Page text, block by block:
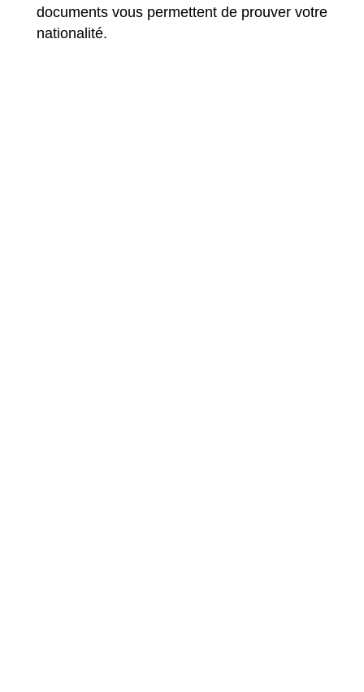
documents vous permettent de prouver votre
nationalité.